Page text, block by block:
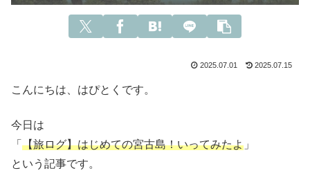
2025.07.01 2025.07.15
こんにちは、はぴとくです。
今日は
「 【旅ログ】はじめての宮古島！いってみたよ 」
という記事です。